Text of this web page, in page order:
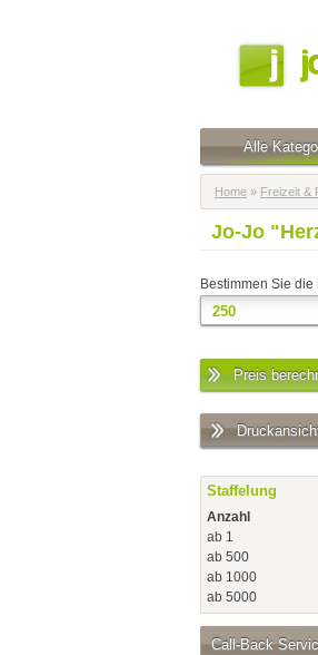
Alle
Home » Freizeit &
Jo-Jo
Bestimmen Sie die
Preis
Staffelung
Anzahl
ab 1
ab 500
ab 1000
ab 5000
Call-Back